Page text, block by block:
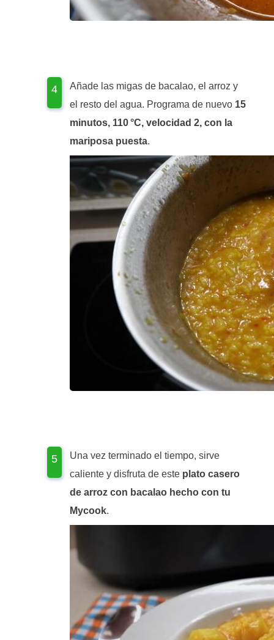
Añade las migas de bacalao, el arroz y
el resto del agua. Programa de nuevo 15
minutos, 110 °C, velocidad 2, con la
mariposa puesta.
Una vez terminado el tiempo, sirve
caliente y disfruta de este plato casero
de arroz con bacalao hecho con tu
Mycook.